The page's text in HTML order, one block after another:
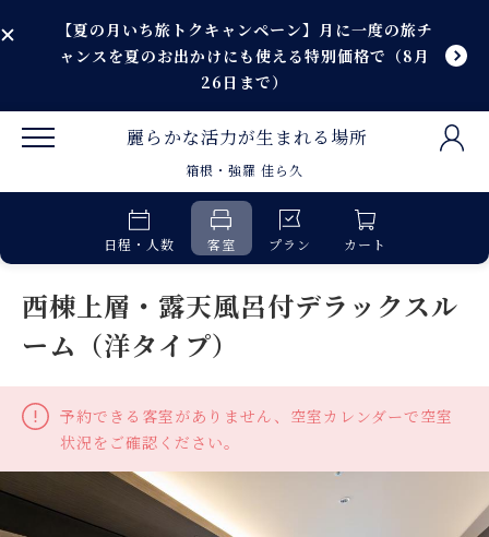
【夏の月いち旅トクキャンペーン】月に一度の旅チ
ャンスを夏のお出かけにも使える特別価格で（8月
26日まで）
麗らかな活力が生まれる場所
箱根・強羅 佳ら久
日程・人数 客室 プラン カート
西棟上層・露天風呂付デラックスル
ーム（洋タイプ）
予約できる客室がありません、空室カレンダーで空室
状況をご確認ください。